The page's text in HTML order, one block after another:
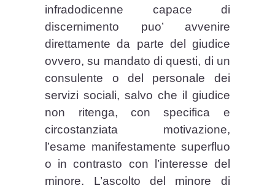
infradodicenne capace di
discernimento puo’ avvenire
direttamente da parte del giudice
ovvero, su mandato di questi, di un
consulente o del personale dei
servizi sociali, salvo che il giudice
non ritenga, con specifica e
circostanziata motivazione,
l’esame manifestamente superfluo
o in contrasto con l’interesse del
minore. L’ascolto del minore di